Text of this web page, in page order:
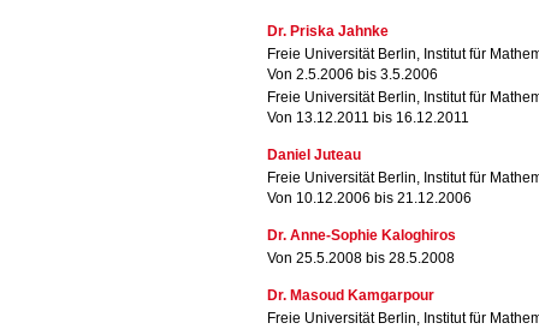
Dr. Priska Jahnke
Freie Universität Berlin, Institut für
Von 2.5.2006 bis 3.5.2006
Freie Universität Berlin, Institut für
Von 13.12.2011 bis 16.12.2011
Daniel Juteau
Freie Universität Berlin, Institut für
Von 10.12.2006 bis 21.12.2006
Dr. Anne-Sophie Kaloghiros
Von 25.5.2008 bis 28.5.2008
Dr. Masoud Kamgarpour
Freie Universität Berlin, Institut für